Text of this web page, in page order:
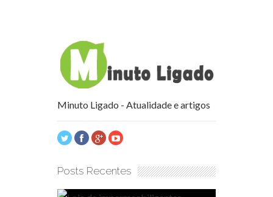
Minuto Ligado - Atualidade e artigos
Posts Recentes